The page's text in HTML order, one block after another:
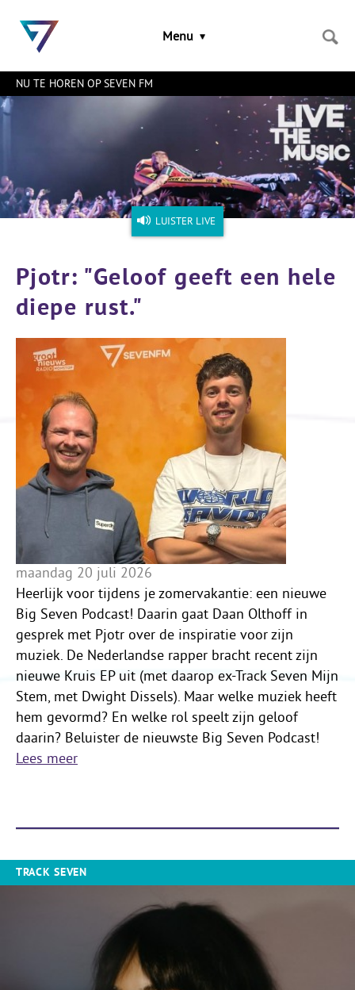
links
naar
Menu
NU TE HOREN OP SEVEN FM
LUISTER LIVE
Pjotr: "Geloof geeft een hele
diepe rust."
maandag 20 juli 2026
Heerlijk voor tijdens je zomervakantie: een nieuwe
Big Seven Podcast! Daarin gaat Daan Olthoff in
gesprek met Pjotr over de inspiratie voor zijn
muziek. De Nederlandse rapper bracht recent zijn
nieuwe Kruis EP uit (met daarop ex-Track Seven Mijn
Stem, met Dwight Dissels). Maar welke muziek heeft
hem gevormd? En welke rol speelt zijn geloof
daarin? Beluister de nieuwste Big Seven Podcast!
Lees meer
TRACK SEVEN